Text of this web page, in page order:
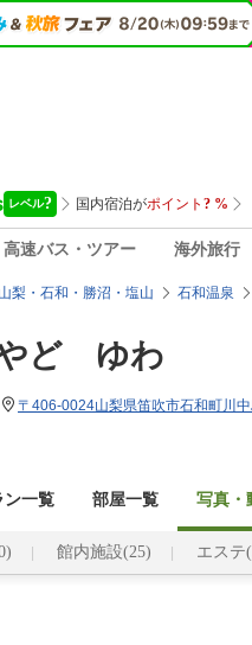
高速バス・ツアー 海外旅行
山梨・石和・勝沼・塩山 石和温泉
ど ゆわ
〒406-0024山梨県笛吹市石和町川
ン一覧 部屋一覧 写真・
館内施設(25) エステ